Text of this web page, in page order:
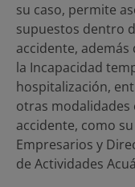
su caso, permite
supuestos dentro
accidente,
la Incapacidad
hospitalización,
otras modalidades
accidente, como
Empresarios y
de Actividades